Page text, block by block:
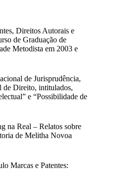
Direitos Autorais e
de Graduação de
Metodista em 2003 e
de Jurisprudência,
de Direito, intitulados,
e “Possibilidade de
na Real – Relatos sobre
de Melitha Novoa
Marcas e Patentes: